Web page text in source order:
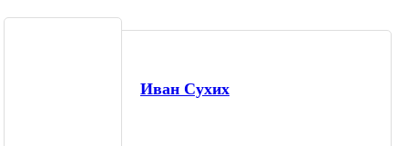
Иван Сухих